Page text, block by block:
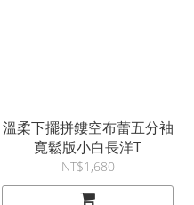
溫柔下擺拼鏤空布蕾五分袖
寬鬆版小白長洋T
NT$1,680